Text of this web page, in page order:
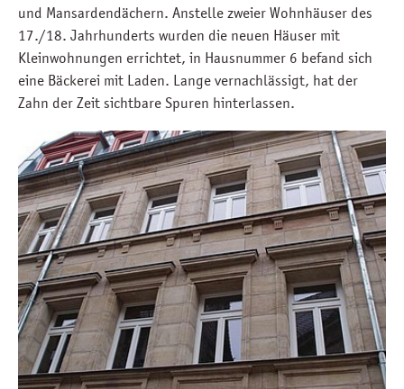
und Mansardendächern. Anstelle zweier Wohnhäuser des
17./18. Jahrhunderts wurden die neuen Häuser mit
Kleinwohnungen errichtet, in Hausnummer 6 befand sich
eine Bäckerei mit Laden. Lange vernachlässigt, hat der
Zahn der Zeit sichtbare Spuren hinterlassen.